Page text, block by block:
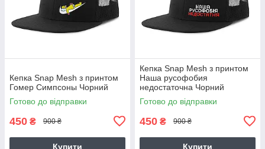
Кепка Snap Mesh з принтом
Гомер Симпсоны Чорний
Готово до відправки
450 ₴ 900 ₴
Купити
Кепка Snap Mesh з принтом
Наша русофобия
недостаточна Чорний
Готово до відправки
450 ₴ 900 ₴
Купити